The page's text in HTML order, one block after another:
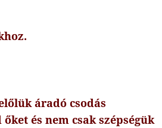
áradó csodás
és nem csak szépségük